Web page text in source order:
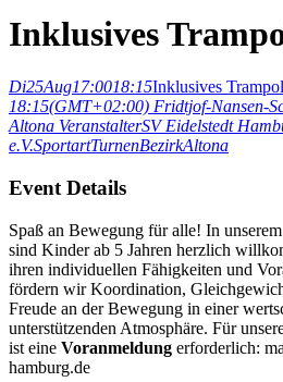
Inklusives
Di25Aug17:0018:15Inklusives
18:15(GMT+02:00) Fridtjof-Nansen-
Altona VeranstalterSV Eidelstedt
e.V.SportartTurnenBezirkAltona
Event Details
Spaß an Bewegung für alle! In
sind Kinder ab 5 Jahren herzlich
ihren individuellen Fähigkeiten und
fördern wir Koordination,
Freude an der Bewegung in einer
unterstützenden Atmosphäre. Für
ist eine Voranmeldung erforderlich:
hamburg.de